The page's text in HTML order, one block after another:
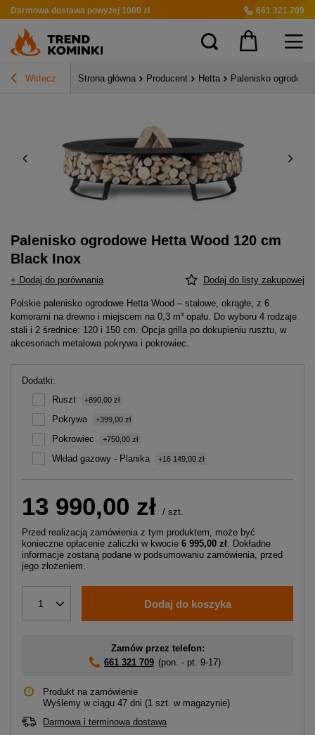
Darmowa dostawa powyżej 1000 zł 661 321 709
Wstecz Strona główna Producent Hetta Palenisko
Palenisko ogrodowe Hetta Wood 120 cm
Black Inox
+ Dodaj do porównania Dodaj do listy zakupowej
Polskie palenisko ogrodowe Hetta Wood – stalowe, okrągłe, z 6
komorami na drewno i miejscem na 0,3 m³ opału. Do wyboru 4 rodzaje
stali i 2 średnice: 120 i 150 cm. Opcja grilla po dokupieniu rusztu, w
akcesoriach metalowa pokrywa i pokrowiec.
Dodatki
Ruszt
+890,00 zł
Pokrywa +399,00 zł
Pokrowiec +750,00 zł
Wkład gazowy - Planika +16 149,00 zł
13 990,00 zł / szt.
Przed realizacją zamówienia z tym produktem, może być
konieczne opłacenie zaliczki w kwocie 6 995,00 zł. Dokładne
informacje zostaną podane w podsumowaniu zamówienia, przed
jego złożeniem.
1 Dodaj do koszyka
Zamów przez telefon:
661 321 709 (pon. - pt. 9-17)
Produkt na zamówienie
Wyślemy w ciągu 47 dni (1 szt. w magazynie)
Darmowa i terminowa dostawa